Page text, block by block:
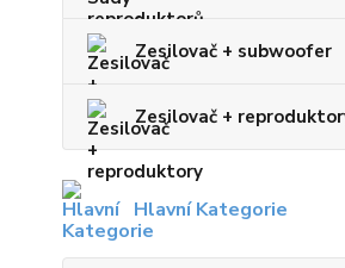
Zesilovač + subwoofer
Zesilovač +
Hlavní Kategorie